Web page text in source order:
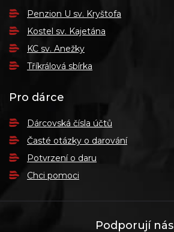
Penzion U sv. Kryštofa
Kostel sv. Kajetána
KC sv. Anežky
Tříkrálová sbírka
Pro dárce
Dárcovská čísla účtů
Časté otázky o darování
Potvrzení o daru
Chci pomoci
Podporují nás